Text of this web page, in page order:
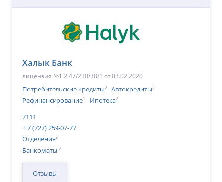
Халык Банк
лицензия №1.2.47/230/38/1 от 03.02.2020
Потребительские кредиты2 Автокредиты2
Рефинансирование1 Ипотека2
7111
+ 7 (727) 259-07-77
Отделения2
Банкоматы 2
Отзывы